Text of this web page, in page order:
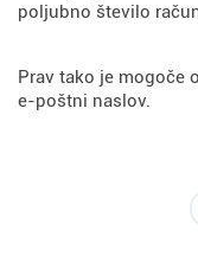
poljubno število
Prav tako je mogoče
e-poštni naslov.